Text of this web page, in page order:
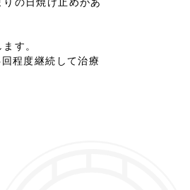
の日焼け止めがあ
す。
程度継続して治療